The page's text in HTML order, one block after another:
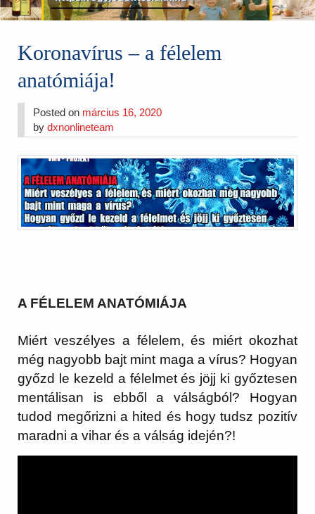
Koronavírus – a félelem
anatómiája!
Posted on március 16, 2020
bydxnonlineteam
A FÉLELEM ANATÓMIÁJA
Miért veszélyes a félelem, és miért okozhat
még nagyobb bajt mint maga a vírus? Hogyan
győzd le kezeld a félelmet és jöjj ki győztesen
mentálisan is ebből a válságból? Hogyan
tudod megőrizni a hited és hogy tudsz pozitív
maradni a vihar és a válság idején?!